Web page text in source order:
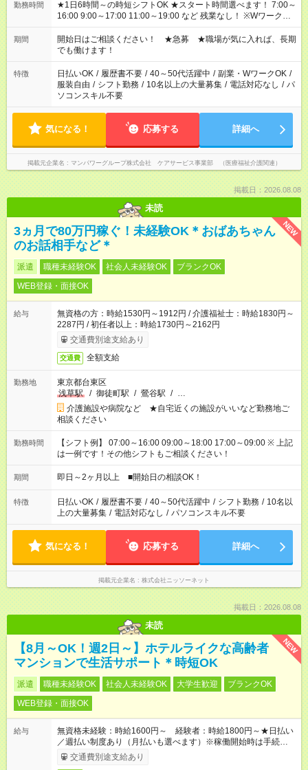
勤務時間
★1日6時間～の時短シフトOK ★スタート時間選べます！ 7:00～
16:00 9:00～17:00 11:00～19:00 など 残業なし！ ※Wワークの
場合、他のお仕事と合わせ週40時間超の就業はご案内できませ
ん ※法令に基づき、週20時間以上勤務は社会保険への加入対象
となります ※労働者派遣法（日雇い派遣の原則禁止）により、
短時間・短期間の就業はご案内が難しい場合があります
期間
開始日はご相談ください！ ★急募 ★職場が気に入れば、長期
でも働けます！
特徴 日払いOK / 履歴書不要 / 40～50代活躍中 / 副業・WワークOK /
服装自由 / シフト勤務 / 10名以上の大量募集 / 電話対応なし / パ
ソコンスキル不要
気になる！ 応募する 詳細へ
掲載元企業名 マンパワーグループ株式会社 ケアサービス事業部 （医療福祉介護関連）
掲載日：2026.08.08
未読
NEW
3ヵ月で80万円稼ぐ！未経験OK＊おばあちゃん
のお話相手など＊
派遣 職種未経験OK 社会人未経験OK
ブランクOK
WEB登録・面接OK
給与
無資格の方：時給1530円～1912円 / 介護福祉士：時給1830円～
2287円 / 初任者以上：時給1730円～2162円
交通費別途支給あり
交通費 全額支給
勤務地
東京都台東区
浅草駅
/ 御徒町駅 / 鶯谷駅 / …
介護施設や病院など ★自宅近くの施設がいいなど勤務地ご
相談ください
勤務時間
【シフト例】 07:00～16:00 09:00～18:00 17:00～09:00 ※ 上記
は一例です！その他シフトもご相談ください！
期間 即日～2ヶ月以上 ■開始日の相談OK！
特徴 日払いOK / 履歴書不要 / 40～50代活躍中 / シフト勤務 / 10名以
上の大量募集 / 電話対応なし / パソコンスキル不要
気になる！ 応募する 詳細へ
掲載元企業名 株式会社ニッソーネット
掲載日：2026.08.08
未読
NEW
【8月～OK！週2日～】ホテルライクな高齢者
マンションで生活サポート＊時短OK
派遣 職種未経験OK 社会人未経験OK 大学生歓迎
ブランクOK
WEB登録・面接OK
給与
無資格未経験：時給1600円～ 経験者：時給1800円～★日払い
／週払い制度あり（月払いも選べます）※稼働開始時は手続き完
了次第のお支払いとなります。
交通費別途支給あり